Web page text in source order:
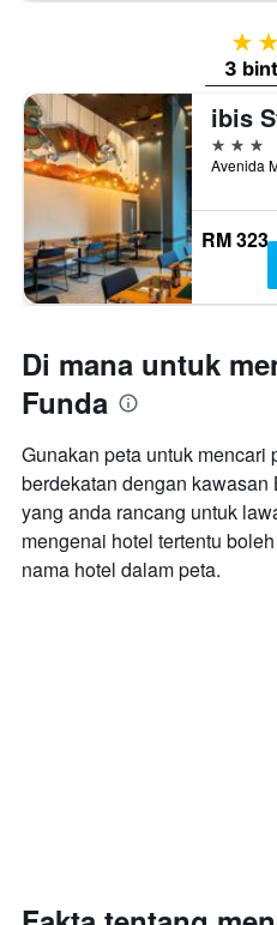
3
3
RM 323
Di mana untuk
Funda
Gunakan peta untuk mencari
berdekatan dengan kawasan
yang anda rancang untuk
mengenai hotel tertentu
nama hotel dalam peta.